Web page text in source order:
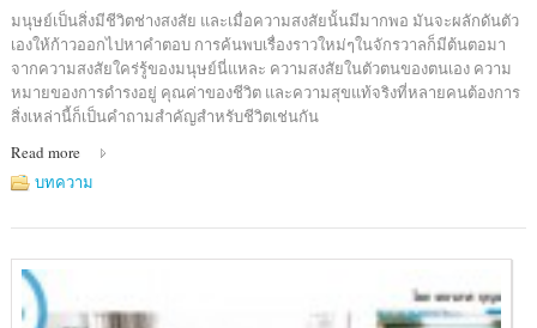
มนุษย์เป็นสิ่งมีชีวิตช่างสงสัย และเมื่อความสงสัยนั้นมีมากพอ มันจะผลักดันตัว
เองให้ก้าวออกไปหาคำตอบ การค้นพบเรื่องราวใหม่ๆในจักรวาลก็มีต้นตอมา
จากความสงสัยใคร่รู้ของมนุษย์นี่แหละ ความสงสัยในตัวตนของตนเอง ความ
หมายของการดำรงอยู่ คุณค่าของชีวิต และความสุขแท้จริงที่หลายคนต้องการ
สิ่งเหล่านี้ก็เป็นคำถามสำคัญสำหรับชีวิตเช่นกัน
Read more
บทความ